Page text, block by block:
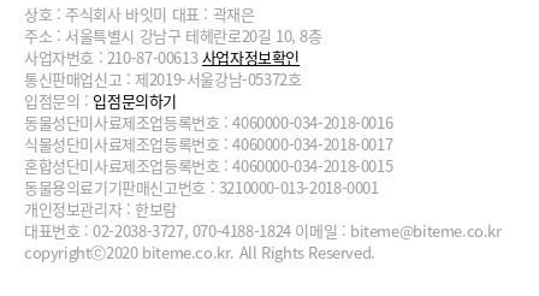
상호 : 주식회사 바잇미 대표 : 곽재은
주소 : 서울특별시 강남구 테헤란로20길 10, 8층
사업자번호 : 210-87-00613사업자정보확인
통신판매업신고 : 제2019-서울강남-05372호
입점문의 : 입점문의하기
동물성단미사료제조업등록번호 : 4060000-034-2018-0016
식물성단미사료제조업등록번호 : 4060000-034-2018-0017
혼합성단미사료제조업등록번호 : 4060000-034-2018-0015
동물용의료기기판매신고번호 : 3210000-013-2018-0001
개인정보관리자 : 한보람
대표번호 : 02-2038-3727, 070-4188-1824 이메일 : biteme@biteme.co.kr
copyrightⓒ2020 biteme.co.kr. All Rights Reserved.